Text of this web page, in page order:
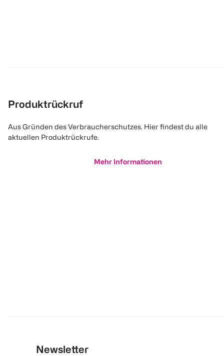
Produktrückruf
Aus Gründen des Verbraucherschutzes. Hier findest du alle
aktuellen Produktrückrufe.
Mehr Informationen
Newsletter